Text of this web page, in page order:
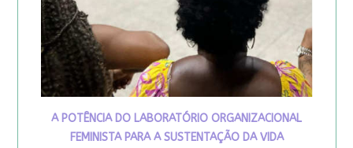
A POTÊNCIA DO LABORATÓRIO ORGANIZACIONAL
FEMINISTA PARA A SUSTENTAÇÃO DA VIDA